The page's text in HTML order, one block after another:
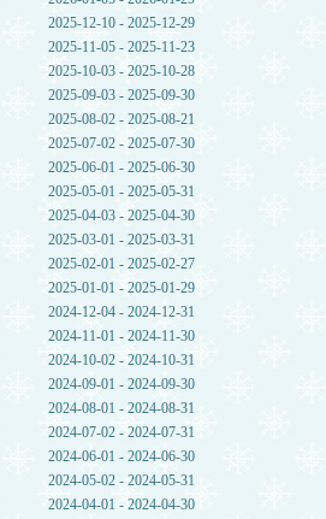
2025-12-10 - 2025-12-29
2025-11-05 - 2025-11-23
2025-10-03 - 2025-10-28
2025-09-03 - 2025-09-30
2025-08-02 - 2025-08-21
2025-07-02 - 2025-07-30
2025-06-01 - 2025-06-30
2025-05-01 - 2025-05-31
2025-04-03 - 2025-04-30
2025-03-01 - 2025-03-31
2025-02-01 - 2025-02-27
2025-01-01 - 2025-01-29
2024-12-04 - 2024-12-31
2024-11-01 - 2024-11-30
2024-10-02 - 2024-10-31
2024-09-01 - 2024-09-30
2024-08-01 - 2024-08-31
2024-07-02 - 2024-07-31
2024-06-01 - 2024-06-30
2024-05-02 - 2024-05-31
2024-04-01 - 2024-04-30